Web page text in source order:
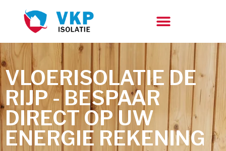
VLOERISOLATIE DE
RIJP - BESPAAR
DIRECT OP UW
ENERGIE REKENING